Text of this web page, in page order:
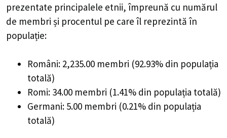
prezentate principalele etnii, împreună cu numărul
de membri și procentul pe care îl reprezintă în
populație:
Români: 2,235.00 membri (92.93% din populația
totală)
Romi: 34.00 membri (1.41% din populația totală)
Germani: 5.00 membri (0.21% din populația
totală)